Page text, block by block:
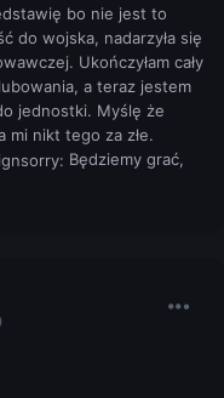
bo nie jest to
do wojska, nadarzyła się
Ukończyłam cały
a teraz jestem
jednostki. Myślę że
mi nikt tego za złe.
Będziemy grać,